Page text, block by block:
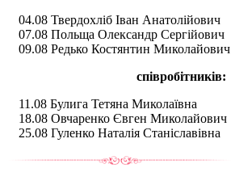
04.08 Твердохліб Іван Анатолійович
07.08 Польща Олександр Сергійович
09.08 Редько Костянтин Миколайович
співробітників:
11.08 Булига Тетяна Миколаївна
18.08 Овчаренко Євген Миколайович
25.08 Гуленко Наталія Станіславівна